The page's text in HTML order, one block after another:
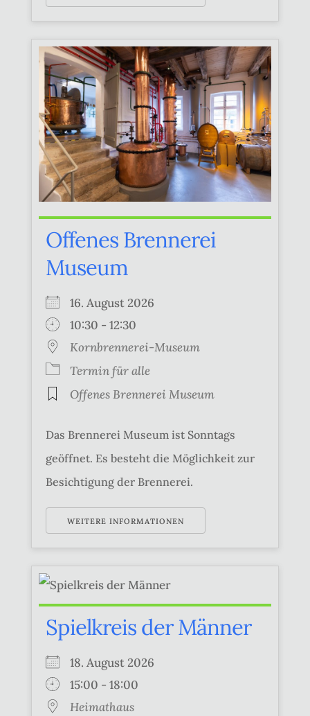
Offenes Brennerei
Museum
16. August 2026
10:30 - 12:30
Kornbrennerei-Museum
Termin für alle
Offenes Brennerei Museum
Das Brennerei Museum ist Sonntags
geöffnet. Es besteht die Möglichkeit zur
Besichtigung der Brennerei.
WEITERE INFORMATIONEN
Spielkreis der Männer
18. August 2026
15:00 - 18:00
Heimathaus